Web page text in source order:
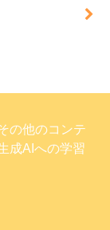
の他のコンテ
成AIへの学習